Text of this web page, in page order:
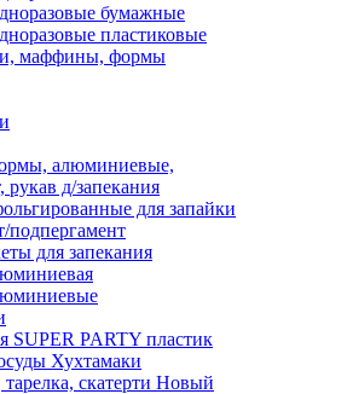
бумажные
пластиковые
маффины, формы
алюминиевые,
рукав д/запекания
для запайки
подпергамент
для запекания
SUPER PARTY пластик
Хухтамаки
скатерти Новый